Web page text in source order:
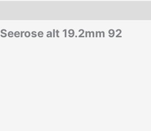
alt 19.2mm 92